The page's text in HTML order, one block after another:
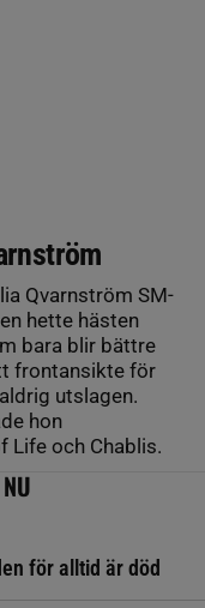
Qvarnström SM-
hette hästen
bara blir bättre
frontansikte för
utslagen.
hon
Life och Chablis.
för alltid är död